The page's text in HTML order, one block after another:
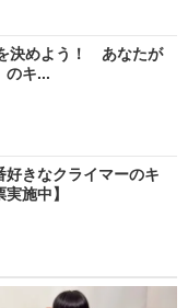
決めよう！ あなたが
のキ...
好きなクライマーのキ
施中】